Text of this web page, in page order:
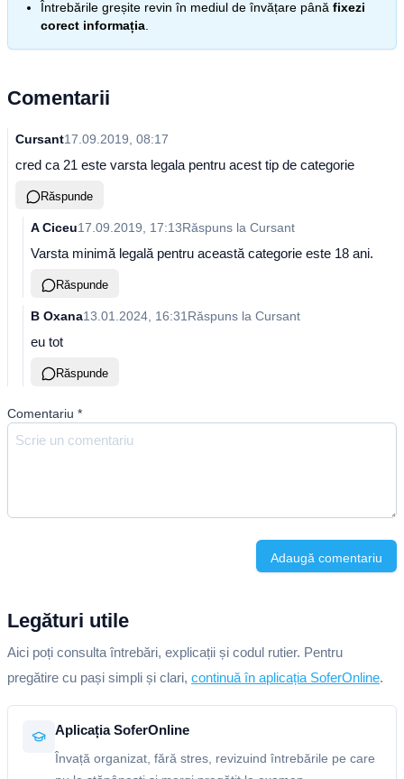
Întrebările greșite revin în mediul de învățare până fixezi
corect informația
Comentarii
Cursant17.09.2019, 08:17
cred ca 21 este varsta legala pentru acest tip de categorie
Răspunde
A Ciceu17.09.2019, 17:13Răspuns la Cursant
Varsta minimă legală pentru această categorie este 18 ani.
Răspunde
B Oxana13.01.2024, 16:31 Răspuns la Cursant
eu tot
Răspunde
Comentariu *
Adaugă comentariu
Legături utile
Aici poți consulta întrebări, explicații și codul rutier. Pentru
pregătire cu pași simpli și clari, continuă în aplicația SoferOnline.
Aplicația SoferOnline
Învață organizat, fără stres, revizuind întrebările pe care